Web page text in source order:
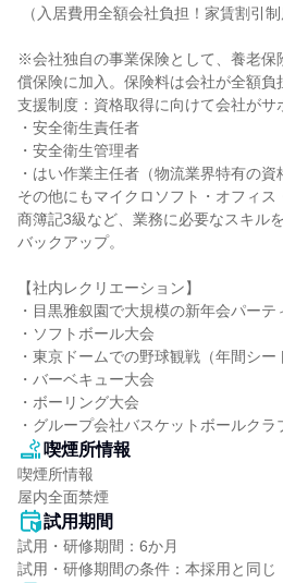
※会社独自の事業保険として、養老保
償保険に加入。保険料は会社が全額負
支援制度：資格取得に向けて会社がサ
・安全衛生責任者
・安全衛生管理者
・はい作業主任者（物流業界特有の資
その他にもマイクロソフト・オフィス
商簿記3級など、業務に必要なスキル
バックアップ。
【社内レクリエーション】
・目黒雅叙園で大規模の新年会パーテ
・ソフトボール大会
・東京ドームでの野球観戦（年間シー
・バーベキュー大会
・ボーリング大会
・グループ会社バスケットボールクラ
喫煙所情報
喫煙所情報
屋内全面禁煙
試用期間
試用・研修期間：6か月